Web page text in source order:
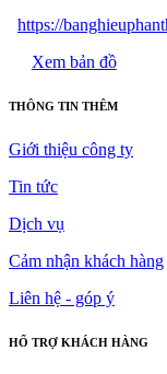
https://
Xem bản đồ
THÔNG TIN THÊM
Giới thiệu công ty
Tin tức
Dịch vụ
Cảm nhận khách hàng
Liên hệ - góp ý
HỔ TRỢ KHÁCH HÀNG